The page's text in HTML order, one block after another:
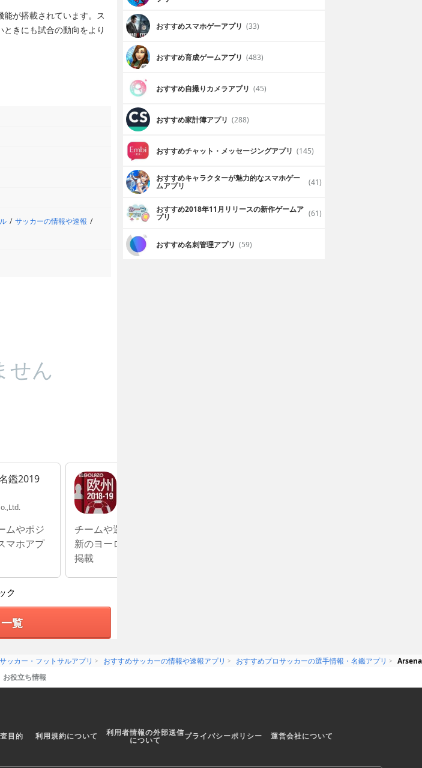
が搭載されています。ス
きにも試合の動向をより
サッカーの情報や速報
せん
鑑2019
ムやポジ
マホアプ
チームや選手の豊富なデータ！最
新のヨーロッパサッカーの情報が
掲載
ク
覧
おすすめスマホゲーアプリ (33)
おすすめ育成ゲームアプリ (483)
おすすめ自撮りカメラアプリ (45)
おすすめ家計簿アプリ (288)
おすすめチャット・メッセージングアプリ (145)
おすすめキャラクターが魅力的なスマホゲー
ムアプリ (41)
おすすめ2018年11月リリースの新作ゲームア
プリ (61)
おすすめ名刺管理アプリ (59)
ッカー・フットサルアプリ おすすめサッカーの情報や速報アプリ おすすめプロサッカーの選手情報・名鑑アプリ
お役立ち情報
目的 利用規約について 利用者情報の外部送信
について プライバシーポリシー 運営会社について